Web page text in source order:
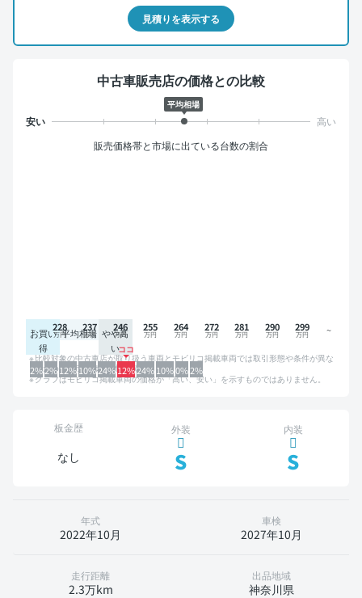
見積りを表示する
中古車販売店の価格との比較
平均相場
販売価格帯と市場に出ている台数の割合
お買い
得
平均相場 やや高
い
2%2%12%10%24%12%24%10%0%2%
228 237 246 255 264 272 281 290 299
比較対象の中古車店が取り扱う車両とモビリコ掲載車両では取引形態や条件が異な
るため、グラフは参考情報です。
グラフはモビリコ掲載車両の価格が「高い、安い」を示すものではありません。
板金歴
なし
外装
S
内装
S
年式
2022年10月
車検
2027年10月
走行距離
2.3万km
出品地域
神奈川県